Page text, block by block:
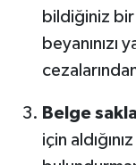
bildiğiniz bir
beyanınızı
Belge
için